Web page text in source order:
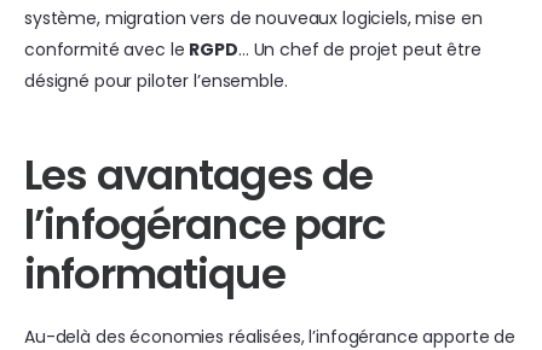
système, migration vers de nouveaux logiciels, mise en
conformité avec le RGPD… Un chef de projet peut être
désigné pour piloter l’ensemble.
Les avantages de
l’infogérance parc
informatique
Au-delà des économies réalisées, l’infogérance apporte de